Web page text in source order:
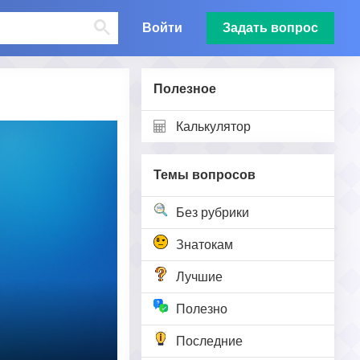
Войти Задать вопрос
Полезное
Калькулятор
Темы вопросов
Без рубрики
Знатокам
Лучшие
Полезно
Последние